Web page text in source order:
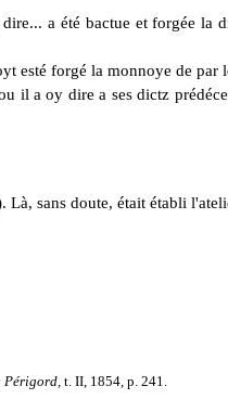
a été bactue et forgée la
esté forgé la monnoye de par
ila oy dire a ses dictz
Là, sans doute, était établi
Périgord, t. II, 1854, p. 241.